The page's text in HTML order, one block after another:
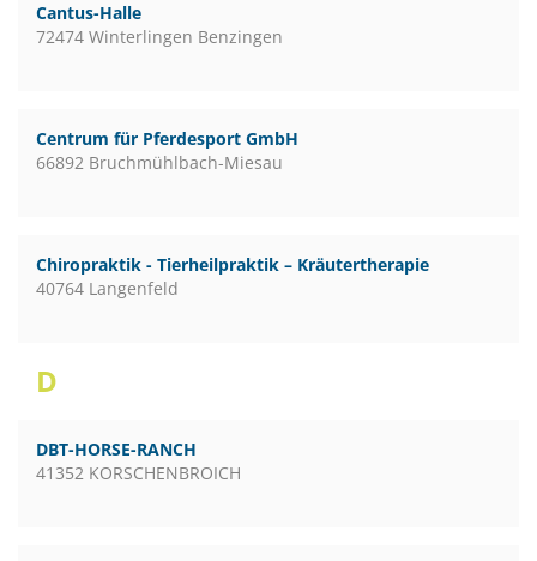
Cantus-Halle
72474 Winterlingen Benzingen
Centrum für Pferdesport GmbH
66892 Bruchmühlbach-Miesau
Chiropraktik - Tierheilpraktik – Kräutertherapie
40764 Langenfeld
D
DBT-HORSE-RANCH
41352 KORSCHENBROICH